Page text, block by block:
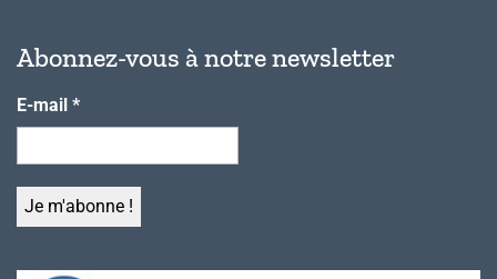
Abonnez-vous à notre newsletter
E-mail *